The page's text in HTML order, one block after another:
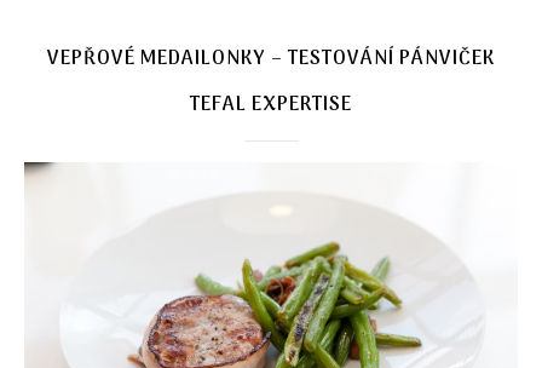
VEPŘOVÉ MEDAILONKY – TESTOVÁNÍ PÁNVIČEK
TEFAL EXPERTISE